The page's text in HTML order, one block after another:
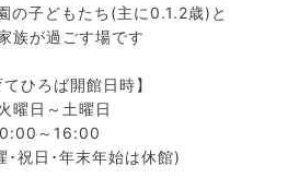
の子どもたち(主に0.1.2歳)と
族が過ごす場です
てひろば開館日時】
曜日～土曜日
～16:00
･祝日･年末年始は休館)